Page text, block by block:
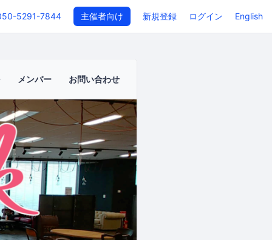
5291-7844 主催者向け 新規登録 ログイン English
メンバー お問い合わせ